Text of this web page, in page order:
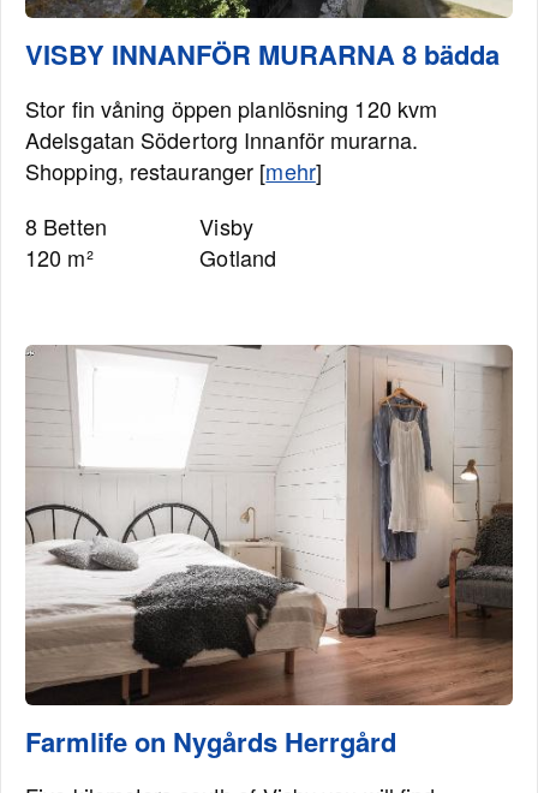
VISBY INNANFÖR MURARNA 8 bädda
Stor fin våning öppen planlösning 120 kvm
Adelsgatan Södertorg Innanför murarna.
Shopping, restauranger [mehr]
8 Betten
120 m²
Visby
Gotland
Farmlife on Nygårds Herrgård